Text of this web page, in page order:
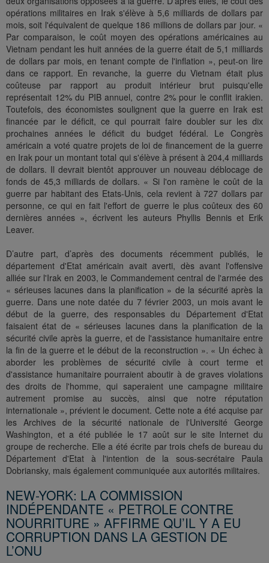
opérations militaires en Irak s'élève à 5,6 milliards de dollars par
mois, soit l'équivalent de quelque 186 millions de dollars par jour. «
Par comparaison, le coût moyen des opérations américaines au
Vietnam pendant les huit années de la guerre était de 5,1 milliards
de dollars par mois, en tenant compte de l'inflation », peut-on lire
dans ce rapport. En revanche, la guerre du Vietnam était plus
coûteuse par rapport au produit intérieur brut puisqu'elle
représentait 12% du PIB annuel, contre 2% pour le conflit irakien.
Toutefois, des économistes soulignent que la guerre en Irak est
financée par le déficit, ce qui pourrait faire doubler sur les dix
prochaines années le déficit du budget fédéral. Le Congrès
américain a voté quatre projets de loi de financement de la guerre
en Irak pour un montant total qui s'élève à présent à 204,4 milliards
de dollars. Il devrait bientôt approuver un nouveau déblocage de
fonds de 45,3 milliards de dollars. « Si l'on ramène le coût de la
guerre par habitant des Etats-Unis, cela revient à 727 dollars par
personne, ce qui en fait l'effort de guerre le plus coûteux des 60
dernières années », écrivent les auteurs Phyllis Bennis et Erik
Leaver.
D’autre part, d’après des documents récemment publiés, le
département d'Etat américain avait averti, dès avant l'offensive
alliée sur l'Irak en 2003, le Commandement central de l'armée des
« sérieuses lacunes dans la planification » de la sécurité après la
guerre. Dans une note datée du 7 février 2003, un mois avant le
début de la guerre, des responsables du Département d'Etat
faisaient état de « sérieuses lacunes dans la planification de la
sécurité civile après la guerre, et de l'assistance humanitaire entre
la fin de la guerre et le début de la reconstruction ». « Un échec à
aborder les problèmes de sécurité civile à court terme et
d'assistance humanitaire pourraient aboutir à de graves violations
des droits de l'homme, qui saperaient une campagne militaire
autrement promise au succès, ainsi que notre réputation
internationale », prévient le document. Cette note a été acquise par
les Archives de la sécurité nationale de l'Université George
Washington, et a été publiée le 17 août sur le site Internet du
groupe de recherche. Elle a été écrite par trois chefs de bureau du
Département d'Etat à l'intention de la sous-secrétaire Paula
Dobriansky, mais également communiquée aux autorités militaires.
NEW-YORK: LA COMMISSION
INDÉPENDANTE « PETROLE CONTRE
NOURRITURE » AFFIRME QU’IL Y A EU
CORRUPTION DANS LA GESTION DE
L’ONU